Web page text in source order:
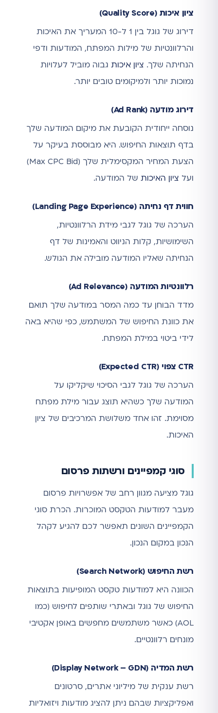
ציון איכות (Quality Score)
דירוג של גוגל בין 1 ל-10 המעריך את האיכות
והרלוונטיות של מילות המפתח, המודעות ודפי
הנחיתה שלך. ציון איכות גבוה מוביל לעלויות
נמוכות יותר ולמיקומים טובים יותר.
דירוג מודעה (Ad Rank)
נוסחה ייחודית הקובעת את מיקום המודעה שלך
בדף תוצאות החיפוש. היא מבוססת בעיקר על
הצעת המחיר המקסימלית שלך (Max CPC Bid)
ועל ציון האיכות של המודעה.
חווית דף נחיתה (Landing Page Experience)
הערכה של גוגל לגבי מידת הרלוונטיות,
השימושיות, קלות הניווט והאמינות של דף
הנחיתה שאליו המודעה מובילה את הגולש.
רלוונטיות המודעה (Ad Relevance)
מדד הבוחן עד כמה המסר במודעה שלך תואם
את כוונת החיפוש של המשתמש, כפי שהיא באה
לידי ביטוי במילת המפתח.
CTR צפוי (Expected CTR)
הערכה של גוגל לגבי הסיכוי שיקליקו על
המודעה שלך כשהיא תוצג עבור מילת מפתח
מסוימת. זהו אחד משלושת המרכיבים של ציון
האיכות.
סוגי קמפיינים ורשתות פרסום
גוגל מציעה מגוון רחב של אפשרויות פרסום
מעבר למודעות הטקסט המוכרות. הכרת סוגי
הקמפיינים השונים תאפשר לכם להגיע לקהל
הנכון במקום הנכון.
רשת החיפוש (Search Network)
הכוונה היא למודעות טקסט המופיעות בתוצאות
החיפוש של גוגל ובאתרי שותפים לחיפוש (כמו
AOL) כאשר משתמשים מחפשים באופן אקטיבי
מונחים רלוונטיים.
רשת המדיה (Display Network – GDN)
רשת ענקית של מיליוני אתרים, סרטונים
ואפליקציות שבהם ניתן להציג מודעות ויזואליות